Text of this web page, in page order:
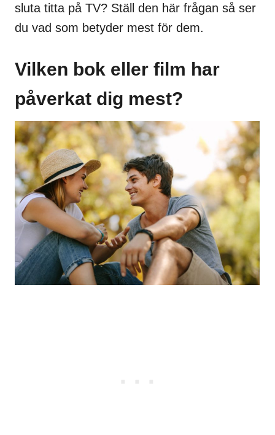
sluta titta på TV? Ställ den här frågan så ser
du vad som betyder mest för dem.
Vilken bok eller film har
påverkat dig mest?